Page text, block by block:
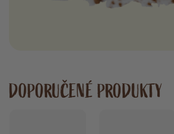
DOPORUČENÉ PRODUKTY